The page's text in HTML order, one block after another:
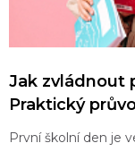
Jak zvládnout
Praktický
První školní den je